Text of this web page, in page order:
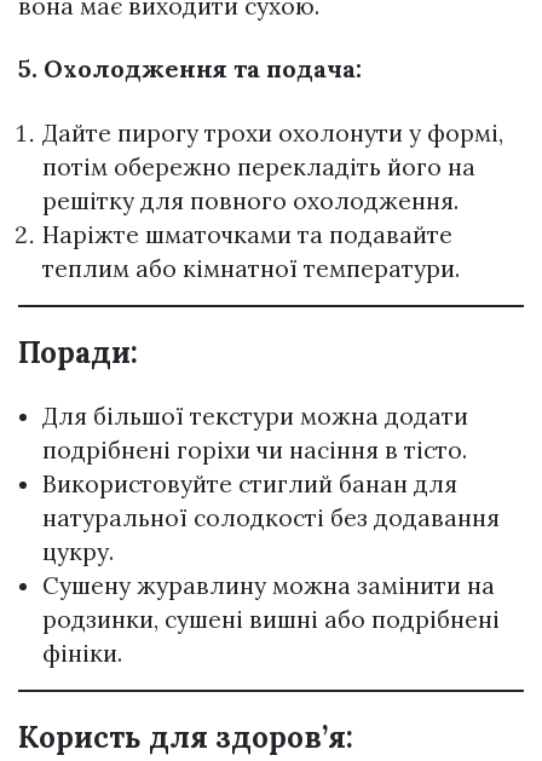
5. Охолодження та подача:
Дайте пирогу трохи охолонути у формі,
потім обережно перекладіть його на
решітку для повного охолодження.
Наріжте шматочками та подавайте
теплим або кімнатної температури.
Поради:
Для більшої текстури можна додати
подрібнені горіхи чи насіння в тісто.
Використовуйте стиглий банан для
натуральної солодкості без додавання
цукру.
Сушену журавлину можна замінити на
родзинки, сушені вишні або подрібнені
фініки.
Користь для здоров’я: